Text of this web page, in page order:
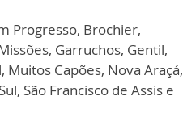
Progresso, Brochier,
Garruchos, Gentil,
Muitos Capões, Nova Araçá,
São Francisco de Assis e